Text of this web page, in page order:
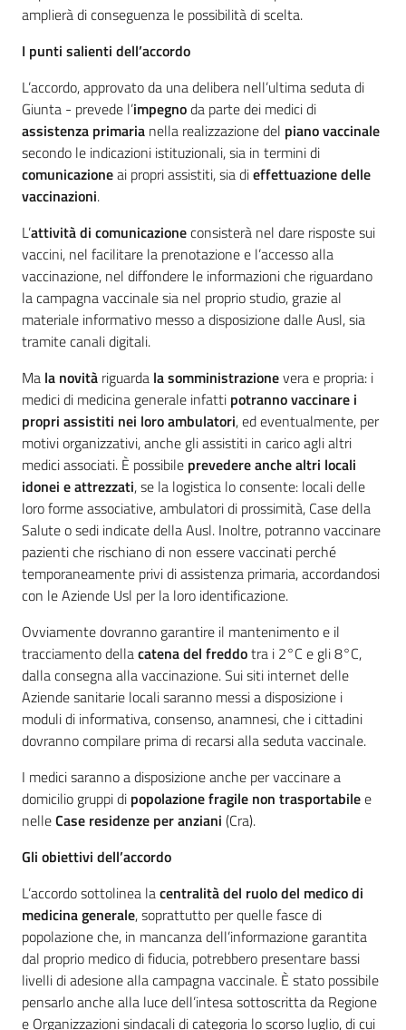
amplierà di conseguenza le possibilità di scelta.
I punti salienti dell’accordo
L’accordo, approvato da una delibera nell’ultima seduta di
Giunta - prevede l’impegnoda parte dei medici di
assistenza primaria nella realizzazione del piano vaccinale
secondo le indicazioni istituzionali, sia in termini di
comunicazioneai propri assistiti, sia dieffettuazione delle
vaccinazioni.
L’attività di comunicazioneconsisterà nel dare risposte sui
vaccini, nel facilitare la prenotazione e l’accesso alla
vaccinazione, nel diffondere le informazioni che riguardano
la campagna vaccinale sia nel proprio studio, grazie al
materiale informativo messo a disposizione dalle Ausl, sia
tramite canali digitali.
Ma la novità riguarda la somministrazionevera e propria: i
medici di medicina generale infatti potranno vaccinare i
propri assistiti nei loro ambulatori, ed eventualmente, per
motivi organizzativi, anche gli assistiti in carico agli altri
medici associati. È possibile prevedere anche altri locali
idonei e attrezzati, se la logistica lo consente: locali delle
loro forme associative, ambulatori di prossimità, Case della
Salute o sedi indicate della Ausl. Inoltre, potranno vaccinare
pazienti che rischiano di non essere vaccinati perché
temporaneamente privi di assistenza primaria, accordandosi
con le Aziende Usl per la loro identificazione.
Ovviamente dovranno garantire il mantenimento e il
tracciamento dellacatena del freddotra i 2°C e gli 8°C,
dalla consegna alla vaccinazione. Sui siti internet delle
Aziende sanitarie locali saranno messi a disposizione i
moduli di informativa, consenso, anamnesi, che i cittadini
dovranno compilare prima di recarsi alla seduta vaccinale.
I medici saranno a disposizione anche per vaccinare a
domicilio gruppi di popolazione fragile non trasportabilee
nelleCase residenze per anziani (Cra).
Gli obiettivi dell’accordo
L’accordo sottolinea lacentralità del ruolo del medico di
medicina generale, soprattutto per quelle fasce di
popolazione che, in mancanza dell’informazione garantita
dal proprio medico di fiducia, potrebbero presentare bassi
livelli di adesione alla campagna vaccinale. È stato possibile
pensarlo anche alla luce dell’intesa sottoscritta da Regione
e Organizzazioni sindacali di categoria lo scorso luglio, di cui